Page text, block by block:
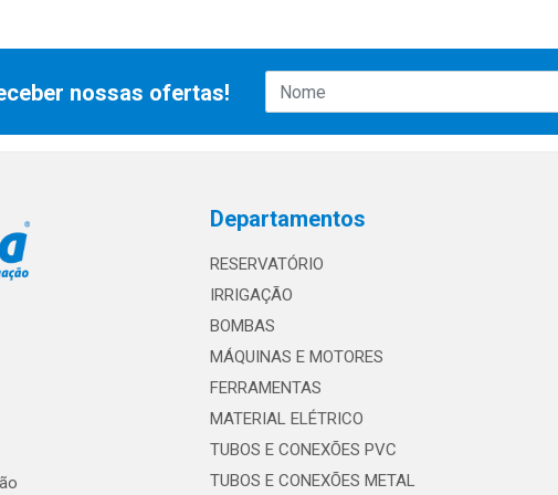
nossas ofertas!
Departamentos
RESERVATÓRIO
IRRIGAÇÃO
BOMBAS
MÁQUINAS E MOTORES
FERRAMENTAS
MATERIAL ELÉTRICO
TUBOS E CONEXÕES PVC
TUBOS E CONEXÕES METAL